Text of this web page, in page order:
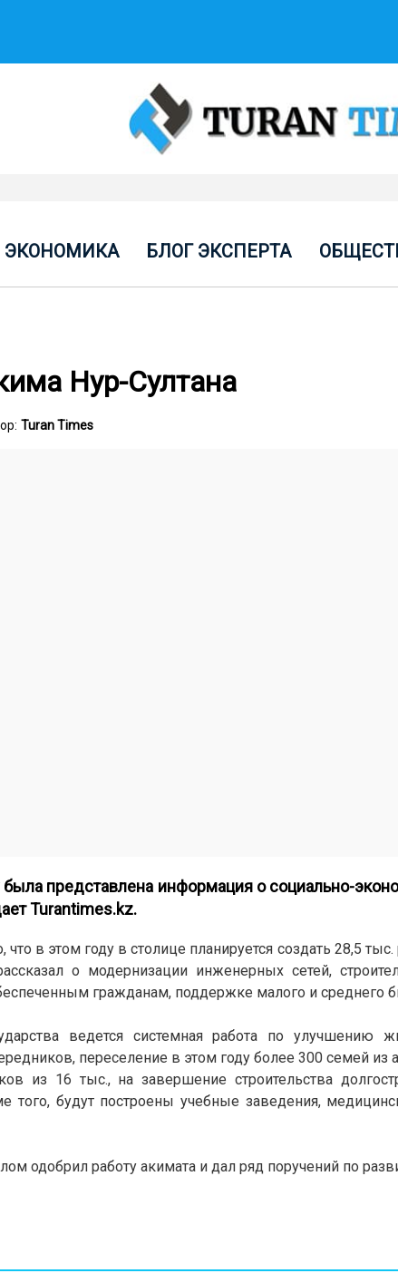
ЭКОНОМИКА БЛОГ ЭКСПЕРТА
Нур-Султана
Turan Times
представлена информация о социально-
Turantimes.kz.
в этом году в столице планируется создать 28,5
о модернизации инженерных сетей,
гражданам, поддержке малого и среднего
ведется системная работа по улучшению
переселение в этом году более 300 семей
из 16 тыс., на завершение строительства
того, будут построены учебные заведения,
одобрил работу акимата и дал ряд поручений по